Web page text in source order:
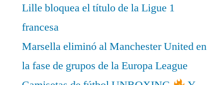
Lille bloquea el título de la Ligue 1
francesa
Marsella eliminó al Manchester United en
la fase de grupos de la Europa League